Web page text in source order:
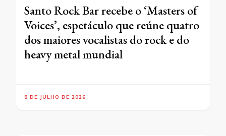
Santo Rock Bar recebe o ‘Masters of
Voices’, espetáculo que reúne quatro
dos maiores vocalistas do rock e do
heavy metal mundial
8 DE JULHO DE 2026